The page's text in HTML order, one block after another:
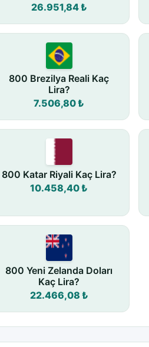
26.951,84 ₺
800 Brezilya Reali Kaç
Lira?
7.506,80 ₺
800 Katar Riyali Kaç Lira?
10.458,40 ₺
800 Yeni Zelanda Doları
Kaç Lira?
22.466,08 ₺